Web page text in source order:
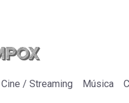
Cine / Streaming Música